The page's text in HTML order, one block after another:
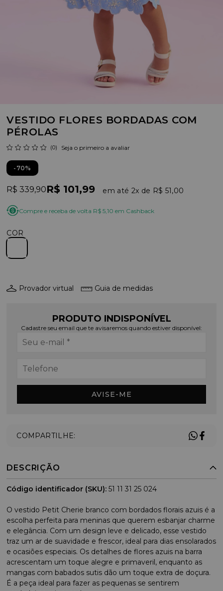
VESTIDO FLORES BORDADAS COM
PÉROLAS
(0) Seja o primeiro a avaliar
70%
R$ 339,90R$ 101,99 2x R$ 51,00
Compre e receba de volta R$ 5,10 em Cashback
COR
Provador virtual Guia de medidas
PRODUTO INDISPONÍVEL
Cadastre seu email que te avisaremos quando estiver disponível:
AVISE-ME
COMPARTILHE:
DESCRIÇÃO
Código identificador (SKU): 51 11 31 25 024
O vestido Petit Cherie branco com bordados florais azuis é a
escolha perfeita para meninas que querem esbanjar charme
e elegância. Com um design leve e delicado, esse vestido
traz um ar de suavidade e frescor, ideal para dias ensolarados
e ocasiões especiais. Os detalhes de flores azuis na barra
acrescentam um toque alegre e primaveril, enquanto as
mangas com babados sutis dão um toque extra de doçura.
É a peça ideal para fazer as pequenas se sentirem